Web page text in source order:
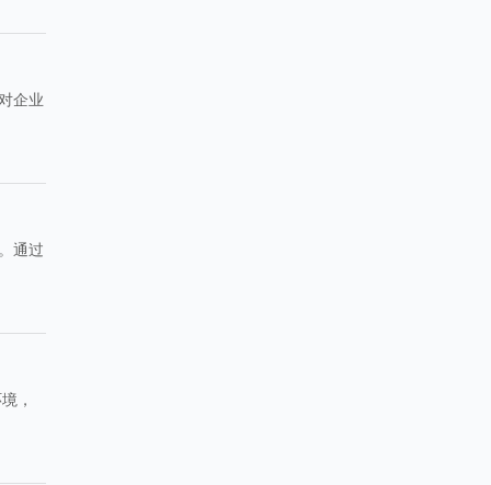
企业
通过
，